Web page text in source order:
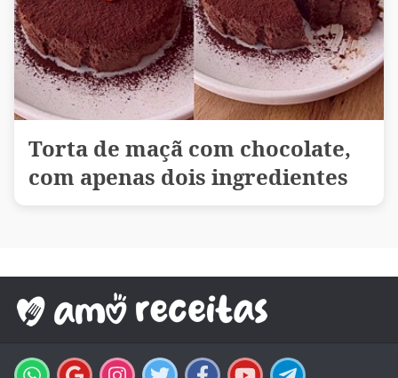
Torta de maçã com chocolate,
com apenas dois ingredientes